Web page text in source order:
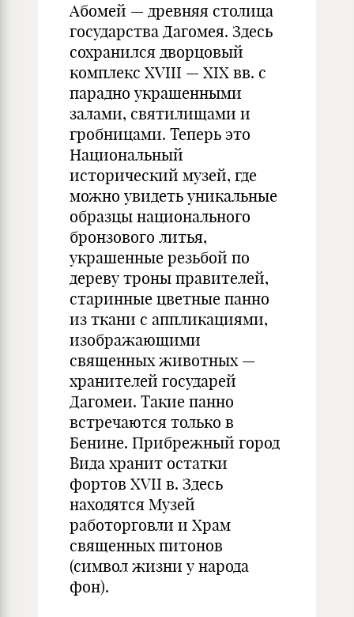
Абомей — древняя столица
государства Дагомея. Здесь
сохранился дворцовый
комплекс XVIII — XIX вв. с
парадно украшенными
залами, святилищами и
гробницами. Теперь это
Национальный
исторический музей, где
можно увидеть уникальные
образцы национального
бронзового литья,
украшенные резьбой по
дереву троны правителей,
старинные цветные панно
из ткани с аппликациями,
изображающими
священных животных —
хранителей государей
Дагомеи. Такие панно
встречаются только в
Бенине. Прибрежный город
Вида хранит остатки
фортов XVII в. Здесь
находятся Музей
работорговли и Храм
священных питонов
(символ жизни у народа
фон).